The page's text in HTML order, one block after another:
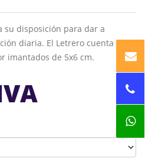
su disposición para dar a
diaria. El Letrero cuenta con
imantados de 5x6 cm.